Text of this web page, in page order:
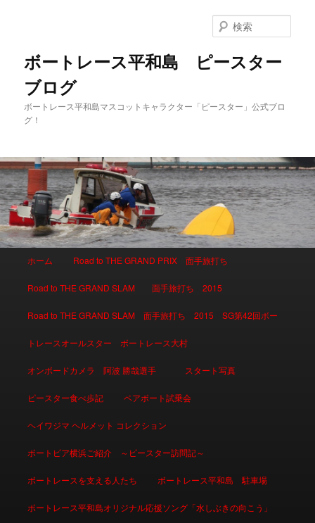
ボートレース平和島 ピースター
ブログ
ボートレース平和島マスコットキャラクター「ピースター」公式ブロ
グ！
索
メインコンテンツへ移動
サブコンテンツへ移動
ホーム Road to THE GRAND PRIX 面手旅打ち
Road to THE GRAND SLAM 面手旅打ち 2015
Road to THE GRAND SLAM 面手旅打ち 2015 SG第42回ボー
トレースオールスター ボートレース大村
オンボードカメラ 阿波 勝哉選手 スタート写真
ピースター食べ歩記 ペアボート試乗会
ヘイワジマ ヘルメット コレクション
ボートピア横浜ご紹介 ～ピースター訪問記～
ボートレースを支える人たち ボートレース平和島 駐車場
ボートレース平和島オリジナル応援ソング「水しぶきの向こう」